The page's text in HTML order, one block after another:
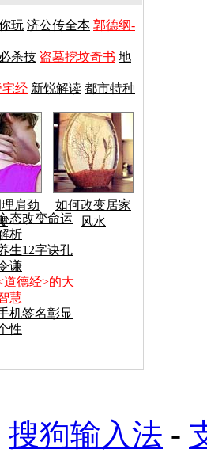
玩 济公传全本 郭德纲-
杀技 盗墓挖坟奇书 地
宅经 新锐解读 都市特种
肩劲
如何改变居家
风水
态改变命运
析
生12字诀孔
谦
道德经>的大
慧
机签名彰显
性
搜狗输入法 -